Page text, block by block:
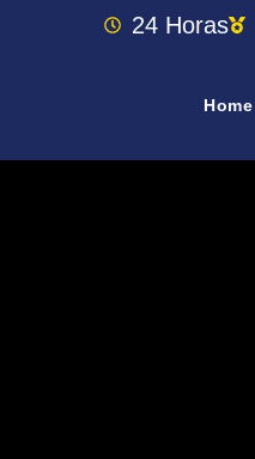
24 Horas
Home